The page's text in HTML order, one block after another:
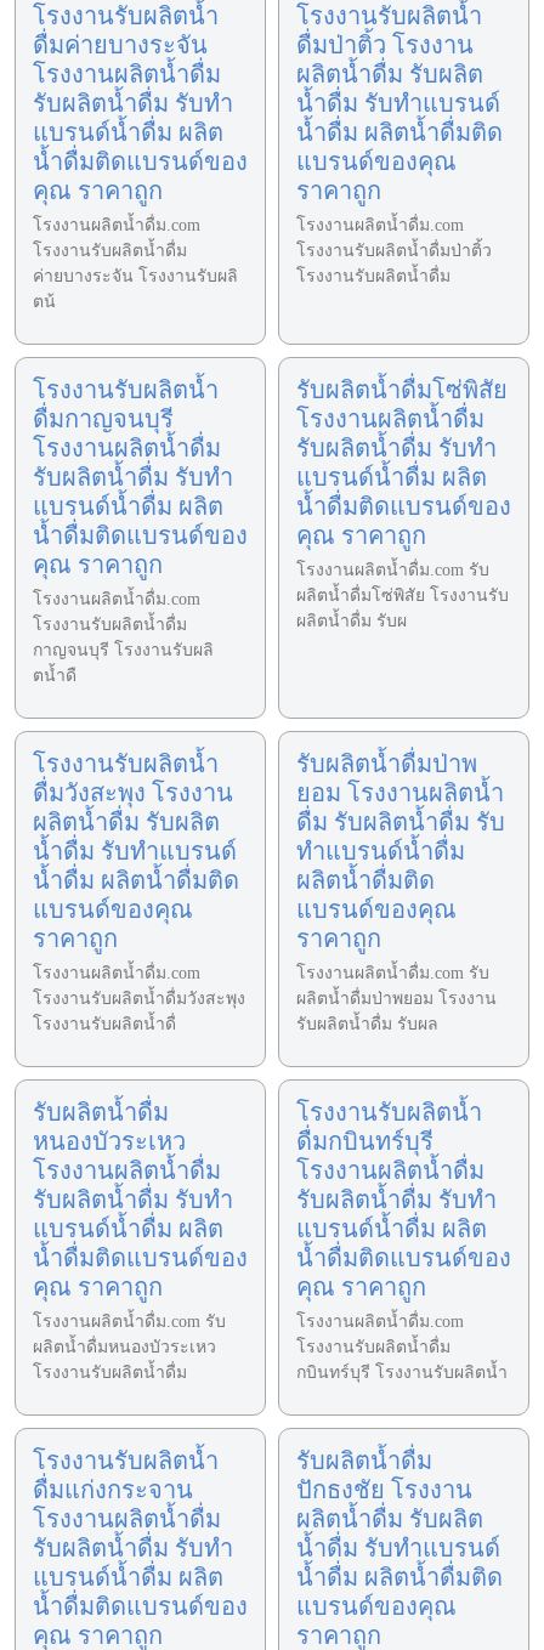
โรงงานรับผลิตน้ำ
ดื่มค่ายบางระจัน
โรงงานผลิตน้ำดื่ม
รับผลิตน้ำดื่ม รับทำ
แบรนด์น้ำดื่ม ผลิต
น้ำดื่มติดแบรนด์ของ
คุณ ราคาถูก
โรงงานผลิตน้ำดื่ม.com
โรงงานรับผลิตน้ำดื่ม
ค่ายบางระจัน โรงงานรับผลิ
ตน้
โรงงานรับผลิตน้ำ
ดื่มป่าติ้ว โรงงาน
ผลิตน้ำดื่ม รับผลิต
น้ำดื่ม รับทำแบรนด์
น้ำดื่ม ผลิตน้ำดื่มติด
แบรนด์ของคุณ
ราคาถูก
โรงงานผลิตน้ำดื่ม.com
โรงงานรับผลิตน้ำดื่มป่าติ้ว
โรงงานรับผลิตน้ำดื่ม
โรงงานรับผลิตน้ำ
ดื่มกาญจนบุรี
โรงงานผลิตน้ำดื่ม
รับผลิตน้ำดื่ม รับทำ
แบรนด์น้ำดื่ม ผลิต
น้ำดื่มติดแบรนด์ของ
คุณ ราคาถูก
โรงงานผลิตน้ำดื่ม.com
โรงงานรับผลิตน้ำดื่ม
กาญจนบุรี โรงงานรับผลิ
ตน้ำดื
รับผลิตน้ำดื่มโซ่พิสัย
โรงงานผลิตน้ำดื่ม
รับผลิตน้ำดื่ม รับทำ
แบรนด์น้ำดื่ม ผลิต
น้ำดื่มติดแบรนด์ของ
คุณ ราคาถูก
โรงงานผลิตน้ำดื่ม.com รับ
ผลิตน้ำดื่มโซ่พิสัย โรงงานรับ
ผลิตน้ำดื่ม รับผ
โรงงานรับผลิตน้ำ
ดื่มวังสะพุง โรงงาน
ผลิตน้ำดื่ม รับผลิต
น้ำดื่ม รับทำแบรนด์
น้ำดื่ม ผลิตน้ำดื่มติด
แบรนด์ของคุณ
ราคาถูก
โรงงานผลิตน้ำดื่ม.com
โรงงานรับผลิตน้ำดื่มวังสะพุง
โรงงานรับผลิตน้ำดื่
รับผลิตน้ำดื่มป่าพ
ยอม โรงงานผลิตน้ำ
ดื่ม รับผลิตน้ำดื่ม รับ
ทำแบรนด์น้ำดื่ม
ผลิตน้ำดื่มติด
แบรนด์ของคุณ
ราคาถูก
โรงงานผลิตน้ำดื่ม.com รับ
ผลิตน้ำดื่มป่าพยอม โรงงาน
รับผลิตน้ำดื่ม รับผล
รับผลิตน้ำดื่ม
หนองบัวระเหว
โรงงานผลิตน้ำดื่ม
รับผลิตน้ำดื่ม รับทำ
แบรนด์น้ำดื่ม ผลิต
น้ำดื่มติดแบรนด์ของ
คุณ ราคาถูก
โรงงานผลิตน้ำดื่ม.com รับ
ผลิตน้ำดื่มหนองบัวระเหว
โรงงานรับผลิตน้ำดื่ม
โรงงานรับผลิตน้ำ
ดื่มกบินทร์บุรี
โรงงานผลิตน้ำดื่ม
รับผลิตน้ำดื่ม รับทำ
แบรนด์น้ำดื่ม ผลิต
น้ำดื่มติดแบรนด์ของ
คุณ ราคาถูก
โรงงานผลิตน้ำดื่ม.com
โรงงานรับผลิตน้ำดื่ม
กบินทร์บุรี โรงงานรับผลิตน้ำ
โรงงานรับผลิตน้ำ
ดื่มแก่งกระจาน
โรงงานผลิตน้ำดื่ม
รับผลิตน้ำดื่ม รับทำ
แบรนด์น้ำดื่ม ผลิต
น้ำดื่มติดแบรนด์ของ
คุณ ราคาถูก
รับผลิตน้ำดื่ม
ปักธงชัย โรงงาน
ผลิตน้ำดื่ม รับผลิต
น้ำดื่ม รับทำแบรนด์
น้ำดื่ม ผลิตน้ำดื่มติด
แบรนด์ของคุณ
ราคาถูก